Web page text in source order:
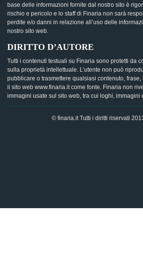
base delle informazioni fornite dal nostro sito è
rischio e pericolo e lo staff di Finaria non sarà
perdite e/o danni in relazione all’uso delle
nostro sito web.
DIRITTO D’AUTORE
Tutti i contenuti testuali su Finaria sono protetti da
sulla proprietà intellettuale. L’utente non può
pubblicare o trasmettere qualsiasi contenuto,
il sito web www.finaria.it come fonte. Finaria non
immagini usate sul sito web, tra cui loghi, immagini
© finaria.it Tutti i diritti riservati